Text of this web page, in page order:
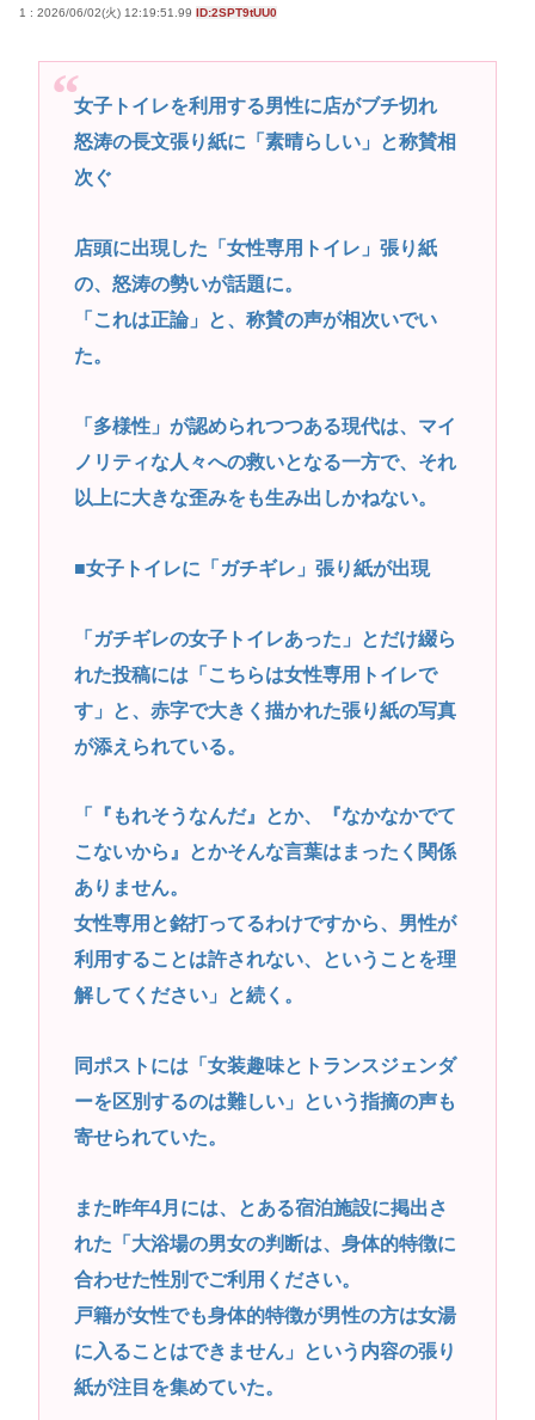
んです…
り返し約10万円弱😰
🇹🇭タイの学校で14歳少年が銃乱射😱祖父母と教師5
人などを殺し自殺😰
現役JK、違和感を感じだす「女批判する奴に限って
🙎」
台風13号は中国大陸に行ったけど、15号の予想進
路…なんだこれ？
高市早苗さん、憧れのバンドを官邸に招き、自身の
若くて美人なママと親友の淫らな行為内容を毎回聞
かされる「女神の加護を受けしママのサーガ」3巻 今
ガチで “ママ” ブーム来てるよな
【高市動画】こういうオスガキってどうやったら産
中国のメスガキ、民度が終わりすぎてる
Powered by livedoor 相互RSS
1 : 2026/06/02(火) 12:19:51.99 ID:2SPT9tUU0
女子トイレを利用する男性に店がブチ切れ
怒涛の長文張り紙に「素晴らしい」と称賛相
次ぐ
店頭に出現した「女性専用トイレ」張り紙
の、怒涛の勢いが話題に。
「これは正論」と、称賛の声が相次いでい
た。
「多様性」が認められつつある現代は、マイ
ノリティな人々への救いとなる一方で、それ
以上に大きな歪みをも生み出しかねない。
■女子トイレに「ガチギレ」張り紙が出現
「ガチギレの女子トイレあった」とだけ綴ら
れた投稿には「こちらは女性専用トイレで
す」と、赤字で大きく描かれた張り紙の写真
が添えられている。
「『もれそうなんだ』とか、『なかなかでて
こないから』とかそんな言葉はまったく関係
ありません。
女性専用と銘打ってるわけですから、男性が
利用することは許されない、ということを理
解してください」と続く。
同ポストには「女装趣味とトランスジェンダ
ーを区別するのは難しい」という指摘の声も
寄せられていた。
また昨年4月には、とある宿泊施設に掲出さ
れた「大浴場の男女の判断は、身体的特徴に
合わせた性別でご利用ください。
戸籍が女性でも身体的特徴が男性の方は女湯
に入ることはできません」という内容の張り
紙が注目を集めていた。